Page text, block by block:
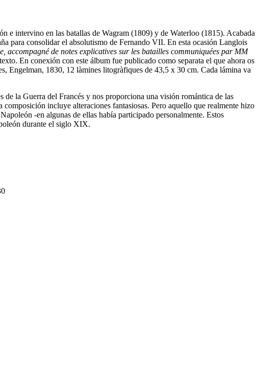
e intervino en las batallas de Wagram (1809) y de Waterloo (1815). Acabada
para consolidar el absolutismo de Fernando VII. En esta ocasión Langlois
accompagné de notes explicatives sur les batailles communiquées par MM
En conexión con este álbum fue publicado como separata el que ahora os
Engelman, 1830, 12 làmines litogràfiques de 43,5 x 30 cm. Cada lámina va
la Guerra del Francés y nos proporciona una visión romántica de las
incluye alteraciones fantasiosas. Pero aquello que realmente hizo
-en algunas de ellas había participado personalmente. Estos
durante el siglo XIX.